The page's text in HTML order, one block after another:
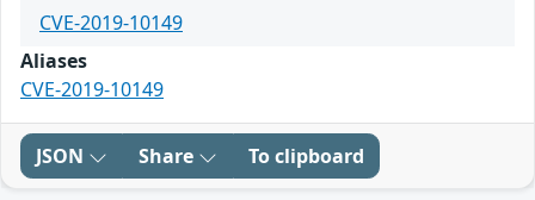
CVE-2019-10149
Aliases
CVE-2019-10149
JSON Share To clipboard